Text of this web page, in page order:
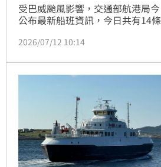
受巴威颱風影響，交通部航港局
公布最新船班資訊，今日共有14
等航線全面停航。不過，受颱風影
15分起恢復雙向航駛。
2026/07/12 10:14